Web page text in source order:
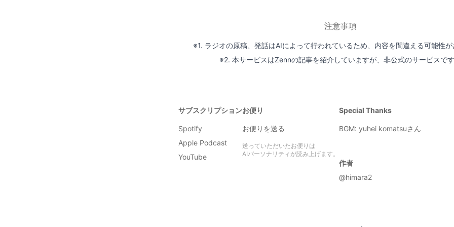
注意事項
※1. ラジオの原稿、発話はAIによって行われているため、内容を間違える可能性が
※2. 本サービスはZennの記事を紹介していますが、非公式のサービスです
サブスクリプション
Spotify
Apple Podcast
YouTube
お便り
お便りを送る
送っていただいたお便りは
AIパーソナリティが読み上げます。
Special Thanks
BGM: yuhei komatsuさん
作者
@himara2